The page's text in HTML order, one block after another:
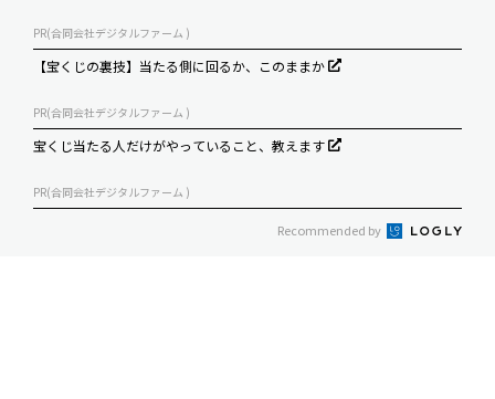
PR(合同会社デジタルファーム )
【宝くじの裏技】当たる側に回るか、このままか
PR(合同会社デジタルファーム )
宝くじ当たる人だけがやっていること、教えます
PR(合同会社デジタルファーム )
Recommended by